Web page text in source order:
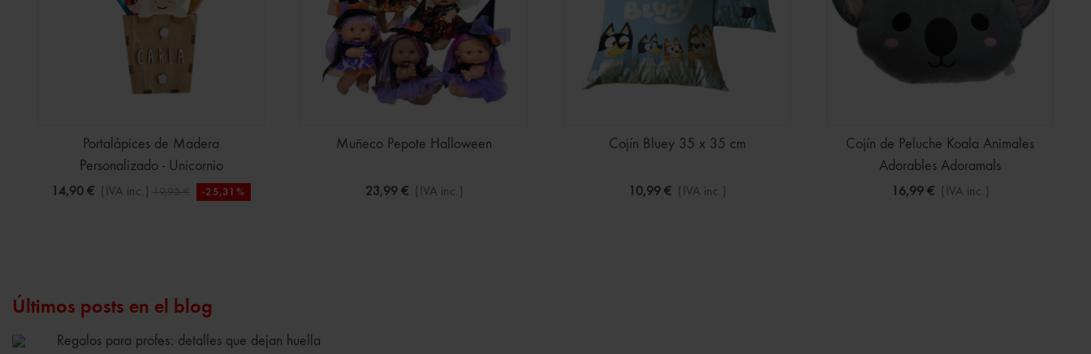
Portalápices de Madera
Personalizado - Unicornio
14,90 € (IVA inc.) 19,95 € -25,31%
Muñeco Pepote Halloween
23,99 € (IVA inc.)
Cojín Bluey 35 x 35 cm
10,99 € (IVA inc.)
Cojín de Peluche Koala Animales
Adorables Adoramals
16,99 € (IVA inc.)
Últimos posts en el blog
Regalos para profes: detalles que dejan huella